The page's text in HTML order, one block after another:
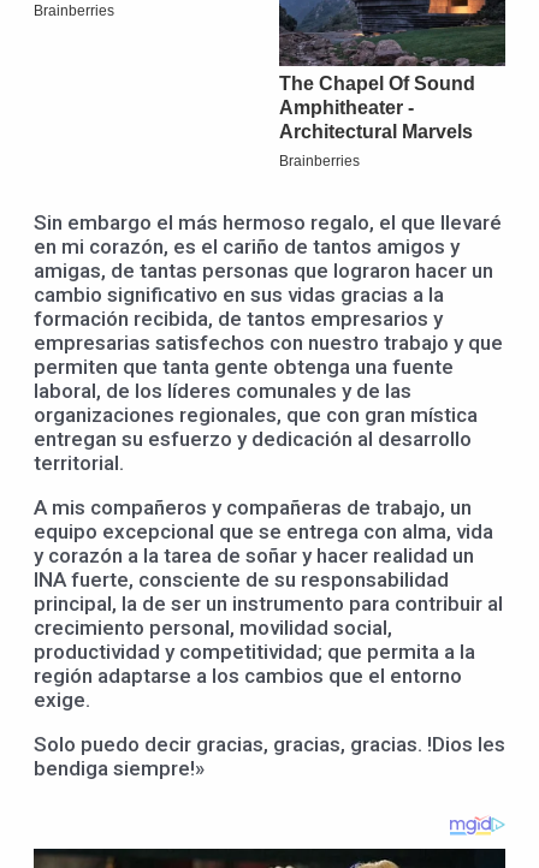
Sin embargo el más hermoso regalo, el que llevaré
en mi corazón, es el cariño de tantos amigos y
amigas, de tantas personas que lograron hacer un
cambio significativo en sus vidas gracias a la
formación recibida, de tantos empresarios y
empresarias satisfechos con nuestro trabajo y que
permiten que tanta gente obtenga una fuente
laboral, de los líderes comunales y de las
organizaciones regionales, que con gran mística
entregan su esfuerzo y dedicación al desarrollo
territorial.
A mis compañeros y compañeras de trabajo, un
equipo excepcional que se entrega con alma, vida
y corazón a la tarea de soñar y hacer realidad un
INA fuerte, consciente de su responsabilidad
principal, la de ser un instrumento para contribuir al
crecimiento personal, movilidad social,
productividad y competitividad; que permita a la
región adaptarse a los cambios que el entorno
exige.
Solo puedo decir gracias, gracias, gracias. !Dios les
bendiga siempre!»